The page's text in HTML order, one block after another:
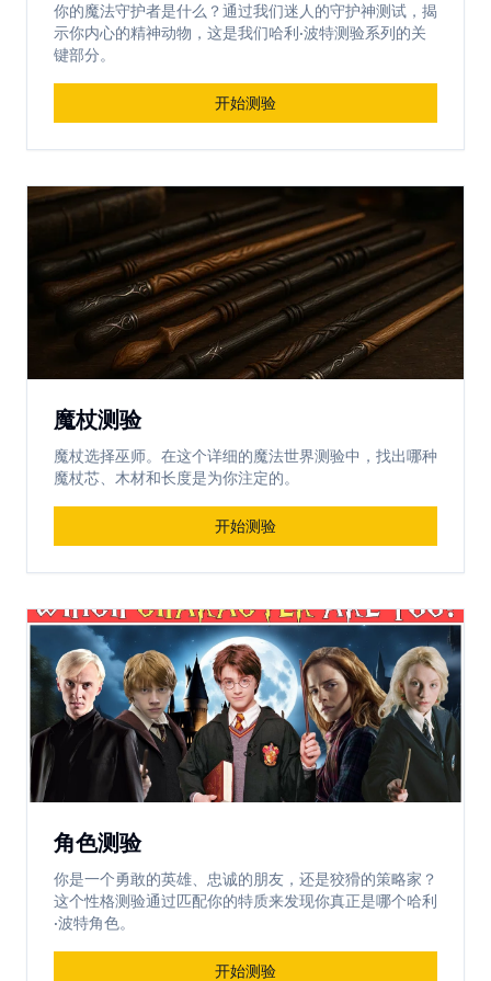
你的魔法守护者是什么？通过我们迷人的守护神测试，揭
示你内心的精神动物，这是我们哈利·波特测验系列的关
键部分。
开始测验
魔杖测验
魔杖选择巫师。在这个详细的魔法世界测验中，找出哪种
魔杖芯、木材和长度是为你注定的。
开始测验
角色测验
你是一个勇敢的英雄、忠诚的朋友，还是狡猾的策略家？
这个性格测验通过匹配你的特质来发现你真正是哪个哈利
·波特角色。
开始测验